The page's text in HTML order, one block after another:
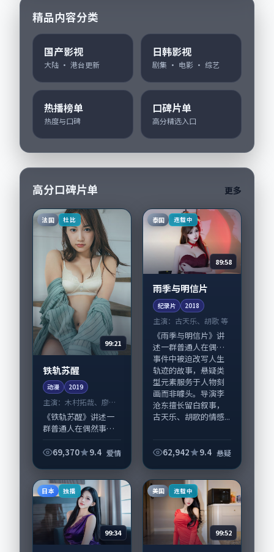
精品内容分类
国产影视
大陆 · 港台更新
日韩影视
剧集 · 电影 · 综艺
热播榜单
热度与口碑
口碑片单
高分精选入口
高分口碑片单 更多
法国 杜比
99:21
铁轨苏醒
动漫 2019
主演： 木村拓哉、廖凡
等
《铁轨苏醒》讲述一
群普通人在偶然事件
的故事，爱情类型元
安德森擅长留白叙
事，木村拓哉、廖凡
的...
69,370 9.4 爱情
泰国 连载中
89:58
雨季与明信片
纪录片 2018
主演： 古天乐、胡歌 等
《雨季与明信片》讲
述一群普通人在偶然
事件中被迫改写人生
轨迹的故事，悬疑类
型元素服务于人物刻
画而非噱头。导演李
沧东擅长留白叙事，
古天乐、胡歌的情感...
62,942 9.4 悬疑
日本 独播
99:34
美国 连载中
99:52